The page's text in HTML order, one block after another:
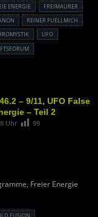
ENERGIE
FREIMAURER
REINER FUELLMICH
UFO
– 9/11, UFO False
– Teil 2
Uhr 99
Freier Energie
FUSION